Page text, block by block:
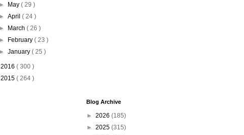
►
May ( 29 )
► April ( 24 )
►
March ( 26 )
►
February ( 23 )
► January ( 25 )
2016 ( 300 )
2015 ( 264 )
Blog Archive
► 2026 (185)
► 2025 (315)